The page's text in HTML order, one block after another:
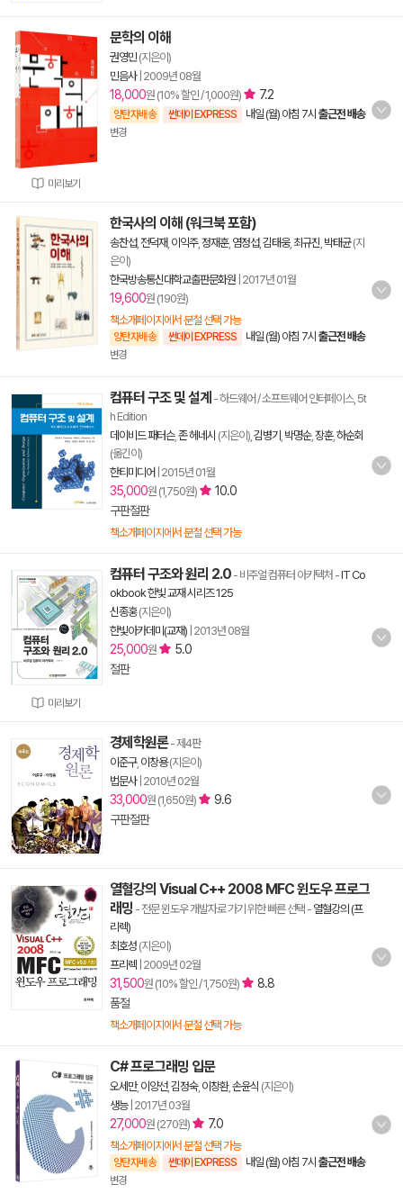
미리보기
문학의 이해
권영민(지은이)
민음사| 2009년 08월
18,000원 (10% 할인 / 1,000원) 7.2
양탄자배송 썬데이 EXPRESS 내일 (월) 아침 7시 출근전 배송
변경
한국사의 이해 (워크북 포함)
송찬섭, 전덕재 이익주, 정재훈, 염정섭, 김태웅, 최규진 박태균(지
은이)
한국방송통신대학교출판문화원 2017년 01월
19,600원 (190원)
책소개페이지에서 분철 선택 가능
양탄자배송 썬데이 EXPRESS 내일 (월) 아침 7시 출근전 배송
변경
컴퓨터 구조 및 설계 - 하드웨어 / 소프트웨어 인터페이스, 5t
h Edition
데이비드 패터슨, 존 헤네시 (지은이), 김병기 박명순, 장훈, 하순회
(옮긴이)
한티미디어 2015년 01월
35,000원 (1,750원)
10.0
구판절판
책소개페이지에서 분철 선택 가능
미리보기
컴퓨터 구조와 원리 2.0 - 비주얼 컴퓨터 아키텍처 -IT Co
okbook 한빛 교재 시리즈 125
신종홍(지은이)
한빛아카데미(교재) 2013년 08월
25,000원
5.0
절판
경제학원론- 제4판
이준구, 이창용(지은이)
법문사| 2010년 02월
33,000원 (1,650원)
9.6
구판절판
열혈강의 Visual C++ 2008 MFC 윈도우 프로그
래밍 - 전문 윈도우 개발자로 가기 위한 빠른 선택 - 열혈강의 (프
리렉)
최호성 (지은이)
프리렉 2009년 02월
31,500원 (10% 할인 / 1,750원)
8.8
품절
책소개페이지에서 분철 선택 가능
C# 프로그래밍 입문
오세만, 이양선, 김정숙, 이창환, 손윤식 (지은이)
생능| 2017년 03월
27,000원 (270원) 7.0
책소개페이지에서 분철 선택 가능
양탄자배송 썬데이 EXPRESS 내일 (월) 아침 7시 출근전 배송
변경